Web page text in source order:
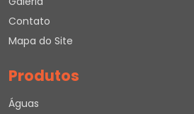
Contato
Mapa do Site
Produtos
Águas